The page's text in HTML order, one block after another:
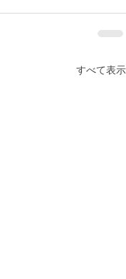
すべて表示